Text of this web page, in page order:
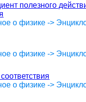
полезного
о физике ->
о физике ->
о физике ->